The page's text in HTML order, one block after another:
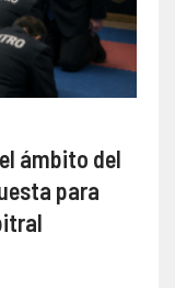
ámbito del
para